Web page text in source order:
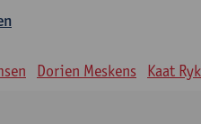
Dorien Meskens Kaat